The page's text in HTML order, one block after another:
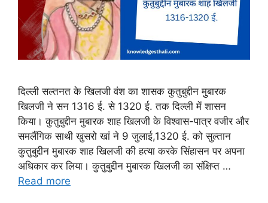
दिल्ली सल्तनत के खिलजी वंश का शासक कुतुबुद्दीन मुुुबारक
खिलजी ने सन 1316 ई. से 1320 ई. तक दिल्ली में शासन
किया। कुतुबुद्दीन मुबारक शाह खिलजी के विश्वास-पात्र वजीर और
समलैंगिक साथी खुसरो खां ने 9 जुलाई,1320 ई. को सुल्तान
कुतुबुद्दीन मुबारक शाह खिलजी की हत्या करके सिंहासन पर अपना
अधिकार कर लिया। कुतुबुद्दीन मुबारक खिलजी का संक्षिप्त …
Read more